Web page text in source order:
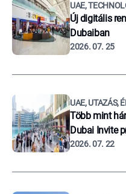
UAE,
Új digitális
Dubaiban
2026. 07. 25
UAE, UTAZÁS,
Több mint
Dubai Invite
2026. 07. 22